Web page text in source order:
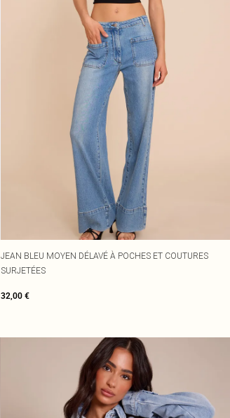
JEAN BLEU MOYEN DÉLAVÉ À POCHES ET COUTURES
SURJETÉES
32,00 €